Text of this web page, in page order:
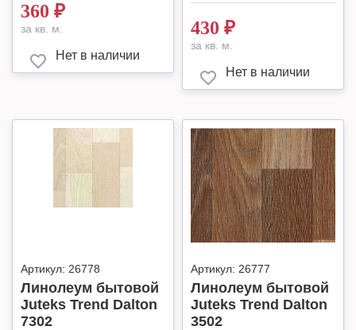
360 ₽
за кв. м.
Нет в наличии
430 ₽
за кв. м.
Нет в наличии
Артикул: 26778
Линолеум бытовой
Juteks Trend Dalton
7302
Артикул: 26777
Линолеум бытовой
Juteks Trend Dalton
3502